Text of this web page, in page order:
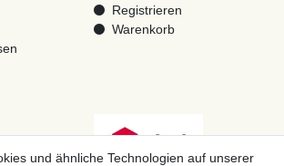
Registrieren
Warenkorb
und ähnliche Technologien auf unserer